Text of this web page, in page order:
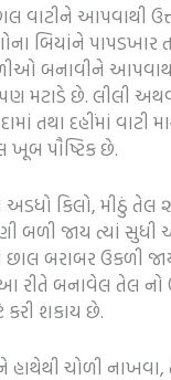
વાટીને આપવાથી
બિયાંને પાપડખાર
બનાવીને
મટાડે છે. લીલી
તથા દહીંમાં વાટી
ખૂબ પૌષ્ટિક છે.
કિલો, મીઠું તેલ ૨
બળી જાય ત્યાં સુધી
બરાબર ઉકળી
રીતે બનાવેલ તેલ નો
કરી શકાય છે.
ચોળી નાખવા,